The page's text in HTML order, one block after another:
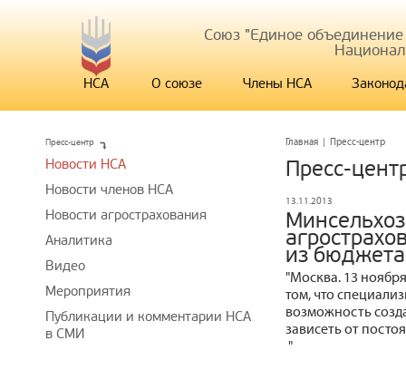
Союз "Единое
НСА О союзе Члены НСА
Главная | Пресс-центр
Пресс-
13.11.2013
из бюджета
"Москва. 13
том, что
возможность
зависеть от
"
Пресс-центр
Новости НСА
Новости членов НСА
Новости агрострахования
Аналитика
Видео
Мероприятия
Публикации и комментарии НСА
в СМИ